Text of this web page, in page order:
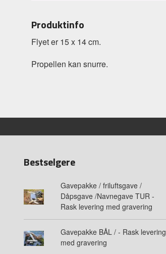
Produktinfo
Flyet er 15 x 14 cm.
Propellen kan snurre.
Bestselgere
Gavepakke / friluftsgave /
Dåpsgave /Navnegave TUR -
Rask levering med gravering
Gavepakke BÅL / - Rask levering
med gravering